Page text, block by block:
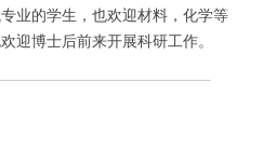
业的学生，也欢迎材料，化学等
迎博士后前来开展科研工作。